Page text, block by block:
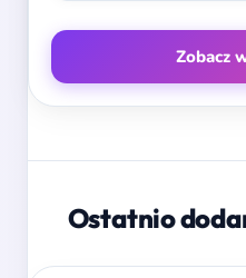
Zobacz
Ostatnio